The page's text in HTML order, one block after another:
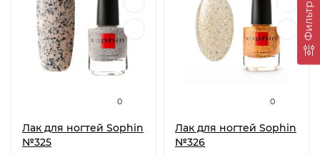
Фильтр
0
Лак для ногтей Sophin
№325
0
Лак для ногтей Sophin
№326